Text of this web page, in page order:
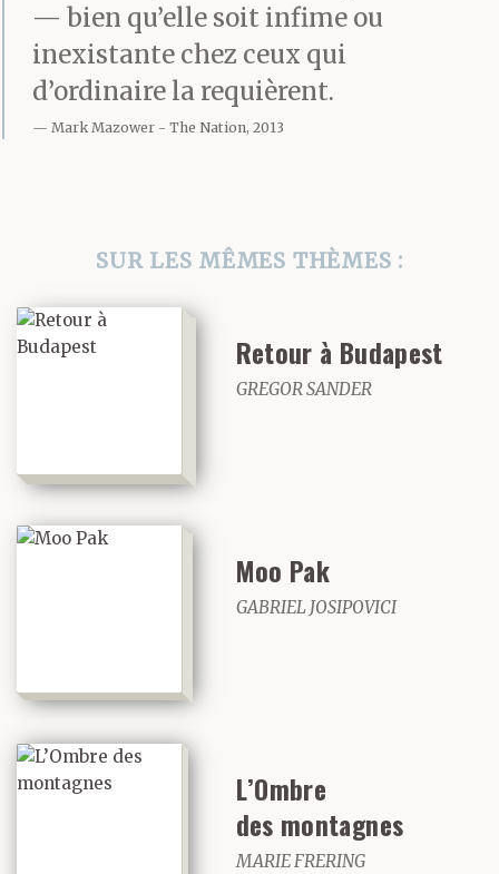
— bien qu’elle soit infime ou
inexistante chez ceux qui
d’ordinaire la requièrent.
Mark Mazower The Nation, 2013
SUR LES MÊMES THÈMES :
Retour à Budapest
GREGOR SANDER
Moo Pak
GABRIEL JOSIPOVICI
L’Ombre
des montagnes
MARIE FRERING